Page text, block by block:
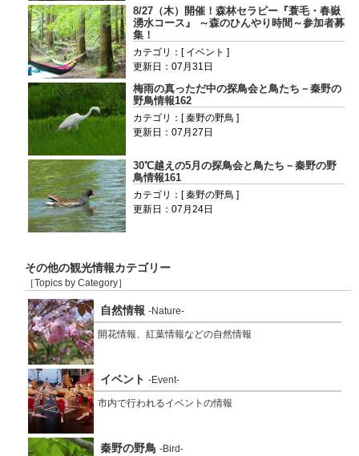
8/27（木）開催！森林セラピー『蓑毛・春嶽
湧水コース』 ～森のひんやり時間～参加者募
集！
カテゴリ：[ イベント ]
更新日：07月31日
梅雨の真っただ中の探鳥会と鳥たち－秦野の
野鳥情報162
カテゴリ：[ 秦野の野鳥 ]
更新日：07月27日
30℃越えの5月の探鳥会と鳥たち－秦野の野
鳥情報161
カテゴリ：[ 秦野の野鳥 ]
更新日：07月24日
その他の観光情報カテゴリー
［Topics by Category］
自然情報 -Nature-
開花情報、紅葉情報などの自然情報
イベント -Event-
市内で行われるイベントの情報
秦野の野鳥 -Bird-